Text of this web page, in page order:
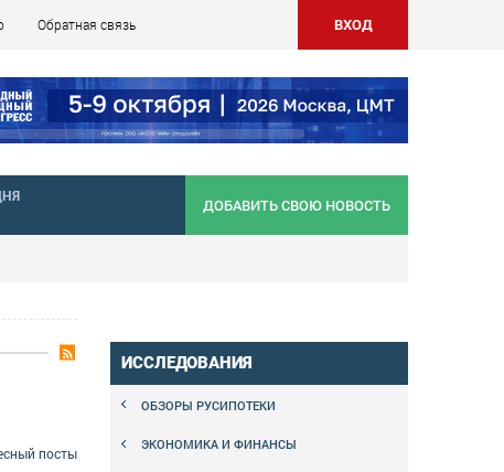
Обратная связь ВХОД
ДОБАВИТЬ СВОЮ НОВОСТЬ
посты
ИССЛЕДОВАНИЯ
ОБЗОРЫ РУСИПОТЕКИ
ЭКОНОМИКА И ФИНАНСЫ